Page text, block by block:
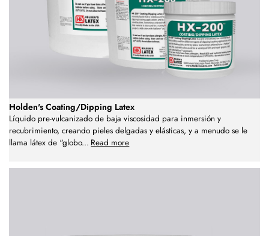
Holden's Coating/Dipping Latex
Líquido pre-vulcanizado de baja viscosidad para inmersión y
recubrimiento, creando pieles delgadas y elásticas, y a menudo se le
llama látex de “globo... Read more